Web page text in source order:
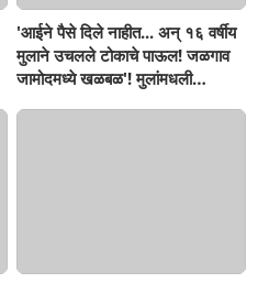
'आईने पैसे दिले नाहीत... अन् १६ वर्षीय
मुलाने उचलले टोकाचे पाऊल! जळगाव
जामोदमध्ये खळबळ'! मुलांमधली